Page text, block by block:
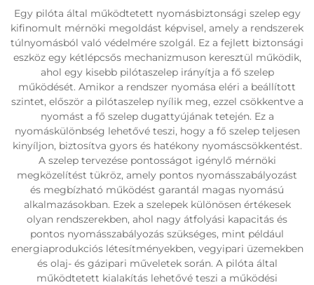
Egy pilóta által működtetett nyomásbiztonsági szelep egy
kifinomult mérnöki megoldást képvisel, amely a rendszerek
túlnyomásból való védelmére szolgál. Ez a fejlett biztonsági
eszköz egy kétlépcsős mechanizmuson keresztül működik,
ahol egy kisebb pilótaszelep irányítja a fő szelep
működését. Amikor a rendszer nyomása eléri a beállított
szintet, először a pilótaszelep nyílik meg, ezzel csökkentve a
nyomást a fő szelep dugattyújának tetején. Ez a
nyomáskülönbség lehetővé teszi, hogy a fő szelep teljesen
kinyíljon, biztosítva gyors és hatékony nyomáscsökkentést.
A szelep tervezése pontosságot igénylő mérnöki
megközelítést tükröz, amely pontos nyomásszabályozást
és megbízható működést garantál magas nyomású
alkalmazásokban. Ezek a szelepek különösen értékesek
olyan rendszerekben, ahol nagy átfolyási kapacitás és
pontos nyomásszabályozás szükséges, mint például
energiaprodukciós létesítményekben, vegyipari üzemekben
és olaj- és gázipari műveletek során. A pilóta által
működtetett kialakítás lehetővé teszi a működési